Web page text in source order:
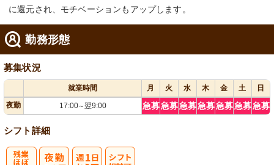
に還元され、モチベーションもアップします。
勤務形態
募集状況
就業時間 月 火 水 木 金 土
日
夜勤
17:00～翌9:00 急募急募急募急募急募急募急募
シフト詳細